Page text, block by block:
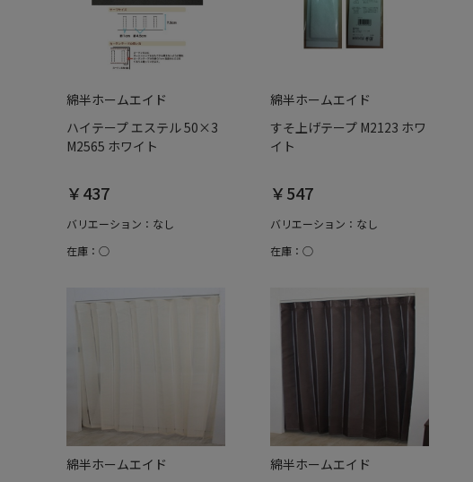
綿半ホームエイド
ハイテープ エステル 50×3
M2565 ホワイト
￥437
バリエーション：なし
在庫：○
綿半ホームエイド
すそ上げテープ M2123 ホワ
イト
￥547
バリエーション：なし
在庫：○
綿半ホームエイド
綿半ホームエイド